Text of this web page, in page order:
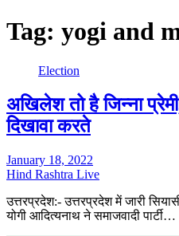
Tag: yogi and
Election
अखिलेश तो है जिन्ना
दिखावा करते
January 18, 2022
Hind Rashtra Live
उत्तरप्रदेश:- उत्तरप्रदेश में जारी
योगी आदित्यनाथ ने समाजवादी पार्टी…